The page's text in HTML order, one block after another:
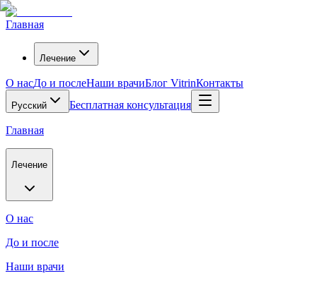
Главная
Лечение
О насДо и послеНаши врачиБлог VitrinКонтакты
Русский Бесплатная консультация
Главная
Лечение
О нас
До и после
Наши врачи